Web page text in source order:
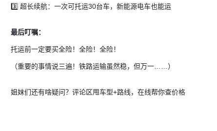
3️⃣ 超长续航：一次可托运30台车，新能源电车也能运
最后叮嘱：
托运前一定要买全险！全险！全险！
（重要的事情说三遍！铁路运输虽然稳，但万一……）
姐妹们还有啥疑问？评论区甩车型+路线，在线帮你查价格